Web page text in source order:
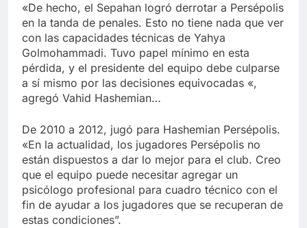
«De hecho, el Sepahan logró derrotar a Persépolis
en la tanda de penales. Esto no tiene nada que ver
con las capacidades técnicas de Yahya
Golmohammadi. Tuvo papel mínimo en esta
pérdida, y el presidente del equipo debe culparse
a sí mismo por las decisiones equivocadas «,
agregó Vahid Hashemian…
De 2010 a 2012, jugó para Hashemian Persépolis.
«En la actualidad, los jugadores Persépolis no
están dispuestos a dar lo mejor para el club. Creo
que el equipo puede necesitar agregar un
psicólogo profesional para cuadro técnico con el
fin de ayudar a los jugadores que se recuperan de
estas condiciones”.